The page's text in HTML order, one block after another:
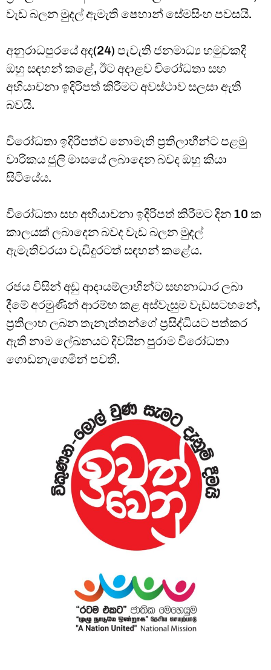
වැඩ බලන මුදල් ඇමැති ෂෙහාන් සේමසිංහ පවසයි.
අනුරාධපුරයේ අද(24) පැවැති ජනමාධ්‍ය හමුවකදී
ඔහු ⁣සඳහන් කළේ, ඊට අදාළව විරෝධතා සහ
අභියාචනා ඉදිරිපත් කිරීමට අවස්ථාව සලසා ඇති
බවයි.
විරෝධතා ඉදිරිපත්ව නොමැති ප්‍රතිලාභීන්ට පළමු
වාරිකය ජුලි මාසයේ ලබාදෙන බවද ඔහු කියා
සිටියේය.
විරෝධතා සහ අභියාචනා ඉදිරිපත් කිරීමට දින 10 ක
කාලයක් ලබාදෙන බවද වැඩ බලන මුදල්
ඇමැතිවරයා වැඩිදුරටත් සඳහන් කළේය.
රජය විසින් අඩු ආදායම්ලාභීන්ට සහනාධාර ලබා
දීමේ අරමුණින් ආරම්භ කළ අස්වැසුම වැඩසටහනේ,
ප්‍රතිලාභ ලබන තැනැත්තන්ගේ ප්‍රසිද්ධියට පත්කර
ඇති නාම ලේඛනයට දිවයින පුරාම විරෝධතා
ගොඩනැගෙමින් පවතී.